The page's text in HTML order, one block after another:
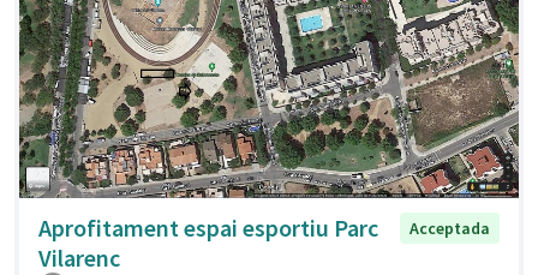
Aprofitament espai esportiu Parc
Vilarenc
Acceptada